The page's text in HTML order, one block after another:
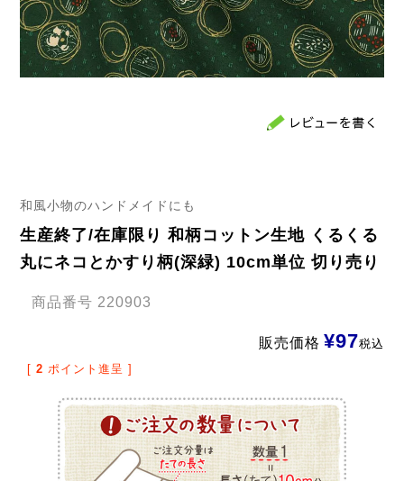
和風小物のハンドメイドにも
生産終了/在庫限り 和柄コットン生地 くるくる
丸にネコとかすり柄(深緑) 10cm単位 切り売り
商品番号 220903
販売価格 ¥97税込
[ 2 ポイント進呈 ]